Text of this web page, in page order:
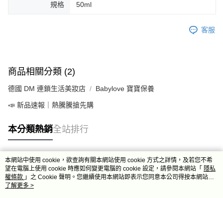
規格 50ml
客服
商品相關分類 (2)
德國 DM 連鎖生活美妝店 Babylove 寶寶保養
📣 新品速報｜熱騰騰搶先購
本分類熱銷全站排行
熱門標籤
本網站中使用 cookie，欲查詢有關本網站使用 cookie 方式之詳情，及若您不希
望在電腦上使用 cookie 時應如何變更電腦的 cookie 設定，請參閱本網站「 隱私
權條款 」之 Cookie 聲明。您繼續使用本網站即表示您同意本公司得按本網站使
用條款之 Cookie 聲明使用 cookie。
了解更多 >